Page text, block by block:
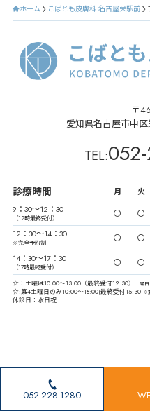
052-228-1280
ホーム こばとも皮膚科 名古屋栄駅前
〒
愛知県名古屋市中
TEL:
診療時間 月 火
9：30〜12：30
（12時最終受付） 〇 〇
12：30〜14：30
※完全予約制 〇 〇
14：30〜17：30
（17時最終受付） 〇 〇
☆：土曜は10:00〜13:00（最終受付12:30） 土曜日
☆:第4土曜日のみ10:00～16:00(最終受付15:30 ※
休診日：水日祝